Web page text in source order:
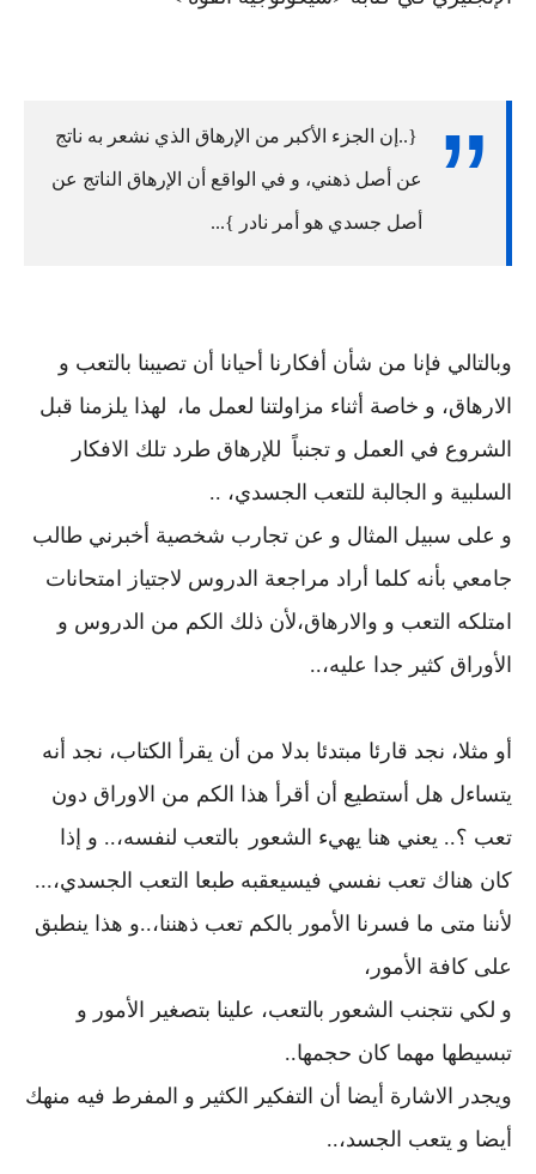
{..إن الجزء الأكبر من اﻹرهاق الذي نشعر به ناتج
عن أصل ذهني، و في الواقع أن اﻹرهاق الناتج عن
أصل جسدي هو أمر نادر }...
وبالتالي فإنا من شأن أفكارنا أحيانا أن تصيبنا بالتعب و
الارهاق، و خاصة أثناء مزاولتنا لعمل ما، لهذا يلزمنا قبل
الشروع في العمل و تجنباً للإرهاق طرد تلك الافكار
السلبية و الجالبة للتعب الجسدي، ..
و على سبيل المثال و عن تجارب شخصية أخبرني طالب
جامعي بأنه كلما أراد مراجعة الدروس لاجتياز امتحانات
امتلكه التعب و والارهاق،لأن ذلك الكم من الدروس و
الأوراق كثير جدا عليه،..
أو مثلا، نجد قارئا مبتدئا بدلا من أن يقرأ الكتاب، نجد أنه
يتساءل هل أستطيع أن أقرأ هذا الكم من الاوراق دون
تعب ؟.. يعني هنا يهيء الشعور
بالتعب لنفسه،.. و إذا
كان هناك تعب نفسي فيسيعقبه طبعا التعب الجسدي،...
لأننا متى ما فسرنا الأمور بالكم تعب ذهننا،..و هذا ينطبق
على كافة الأمور،
و لكي نتجنب الشعور بالتعب، علينا بتصغير الأمور و
تبسيطها مهما كان حجمها..
ويجدر الاشارة أيضا أن التفكير الكثير و المفرط فيه منهك
أيضا و يتعب الجسد،..